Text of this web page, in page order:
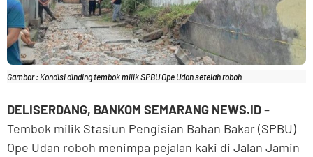
Gambar : Kondisi dinding tembok milik SPBU Ope Udan setelah roboh
DELISERDANG, BANKOM SEMARANG NEWS.ID–
Tembok milik Stasiun Pengisian Bahan Bakar (SPBU)
Ope Udan roboh menimpa pejalan kaki di Jalan Jamin